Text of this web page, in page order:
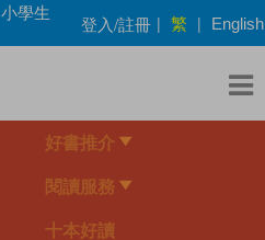
小學生
登入/註冊 | 繁 | English
好書推介
閱讀服務
十本好讀